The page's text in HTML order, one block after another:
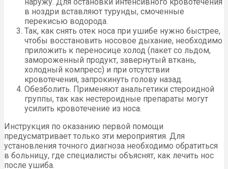
в ноздри вставляют турунды, смоченные
перекисью водорода.
Так, как снять отек носа при ушибе нужно быстрее,
чтобы восстановить носовое дыхание, необходимо
приложить к переносице холод (пакет со льдом,
замороженный продукт, завернутый вткань,
холодный компресс) и при отсутствии
кровотечения, запрокинуть голову назад.
Обезболить. Применяют анальгетики стероидной
группы, так как нестероидные препараты могут
усилить кровотечение из носа.
Инструкция по оказанию первой помощи
предусматривает только эти мероприятия. Для
установления точного диагноза необходимо обратиться
в больницу, где специалисты объяснят, как лечить нос
после ушиба.